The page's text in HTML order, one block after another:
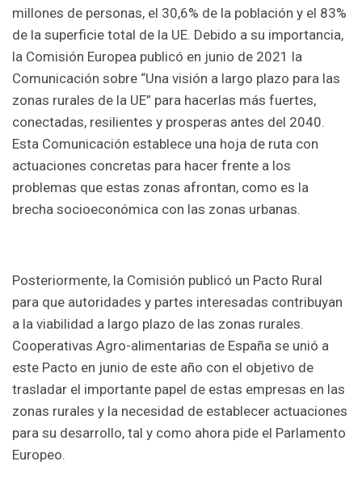
millones de personas, el 30,6% de la población y el 83%
de la superficie total de la UE. Debido a su importancia,
la Comisión Europea publicó en junio de 2021 la
Comunicación sobre “Una visión a largo plazo para las
zonas rurales de la UE” para hacerlas más fuertes,
conectadas, resilientes y prosperas antes del 2040.
Esta Comunicación establece una hoja de ruta con
actuaciones concretas para hacer frente a los
problemas que estas zonas afrontan, como es la
brecha socioeconómica con las zonas urbanas.
Posteriormente, la Comisión publicó un Pacto Rural
para que autoridades y partes interesadas contribuyan
a la viabilidad a largo plazo de las zonas rurales.
Cooperativas Agro-alimentarias de España se unió a
este Pacto en junio de este año con el objetivo de
trasladar el importante papel de estas empresas en las
zonas rurales y la necesidad de establecer actuaciones
para su desarrollo, tal y como ahora pide el Parlamento
Europeo.